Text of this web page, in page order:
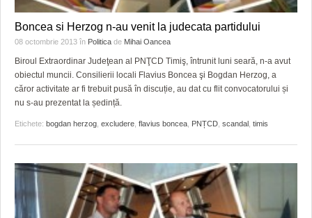
Boncea si Herzog n-au venit la judecata partidului
08 octombrie 2013 în Politica de Mihai Oancea
Biroul Extraordinar Judeţean al PNŢCD Timiş, întrunit luni seară, n-a avut
obiectul muncii. Consilierii locali Flavius Boncea şi Bogdan Herzog, a
căror activitate ar fi trebuit pusă în discuție, au dat cu flit convocatorului și
nu s-au prezentat la ședință.
Etichete: bogdan herzog excludere flavius boncea PNȚCD scandal timis